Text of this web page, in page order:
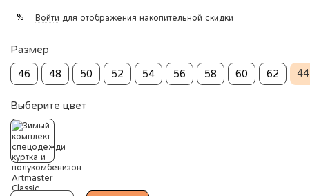
% Войти для отображения накопительной скидки
Размер
46 48 50 52 54 56 58 60 62 44
Выберите цвет